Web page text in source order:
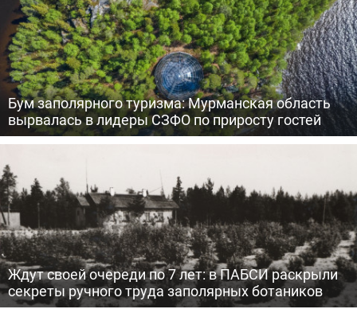
Бум заполярного туризма: Мурманская область
вырвалась в лидеры СЗФО по приросту гостей
Ждут своей очереди по 7 лет: в ПАБСИ раскрыли
секреты ручного труда заполярных ботаников